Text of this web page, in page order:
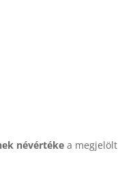
névértékea megjelölt